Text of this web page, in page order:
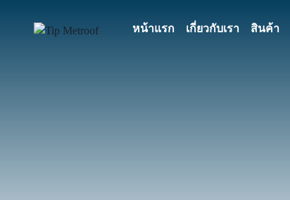
หน้าแรก เกี่ยวกับเรา สินค้า